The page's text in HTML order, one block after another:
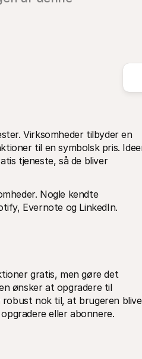
Virksomheder tilbyder en
til en symbolsk pris.
tjeneste, så de bliver
Nogle kendte
Evernote og LinkedIn.
gratis, men gøre det
ønsker at opgradere til
robust nok til, at brugeren
eller abonnere.